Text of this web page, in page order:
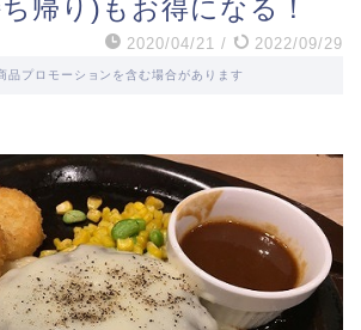
帰り)もお得になる！
2020/04/21 / 2022/09/29
品プロモーションを含む場合があります